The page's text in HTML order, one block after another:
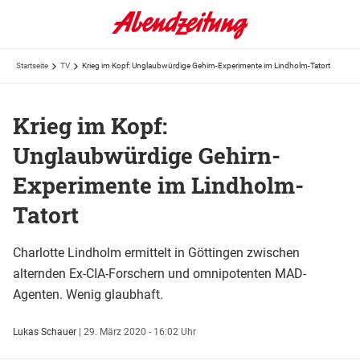
Startseite TV Krieg im Kopf: Unglaubwürdige Gehirn-Experimente im Lindholm-Tatort
Krieg im Kopf:
Unglaubwürdige Gehirn-
Experimente im Lindholm-
Tatort
Charlotte Lindholm ermittelt in Göttingen zwischen
alternden Ex-CIA-Forschern und omnipotenten MAD-
Agenten. Wenig glaubhaft.
Lukas Schauer | 29. März 2020 - 16:02 Uhr